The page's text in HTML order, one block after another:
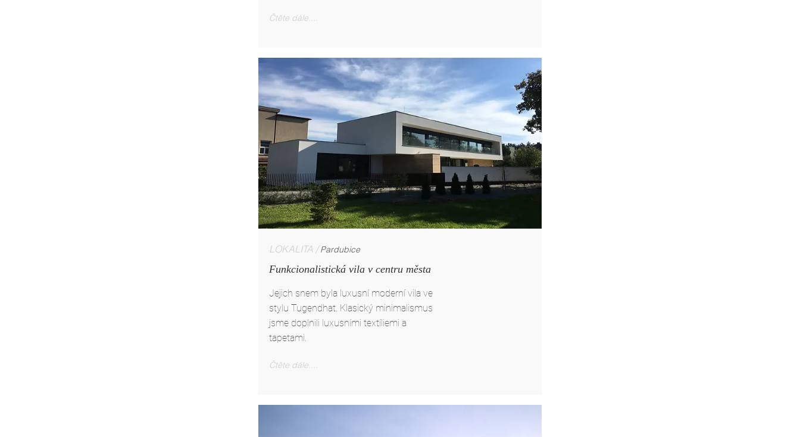
Čtěte dále....
LOKALITA /Pardubice
Funkcionalistická vila v centru města
Jejich snem byla luxusní moderní vila ve
stylu Tugendhat. Klasický minimalismus
jsme doplnili luxusními textíliemi a
tapetami.
Čtěte dále....